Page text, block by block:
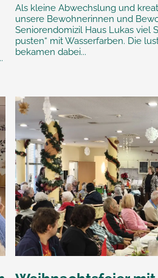
Als kleine Abwechslung und
unsere Bewohnerinnen und
Seniorendomizil Haus Lukas viel
pusten“ mit Wasserfarben. Die
bekamen dabei...